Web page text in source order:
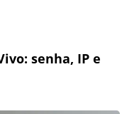
senha, IP e